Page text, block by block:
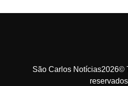
São Carlos Notícias2026©
reservados